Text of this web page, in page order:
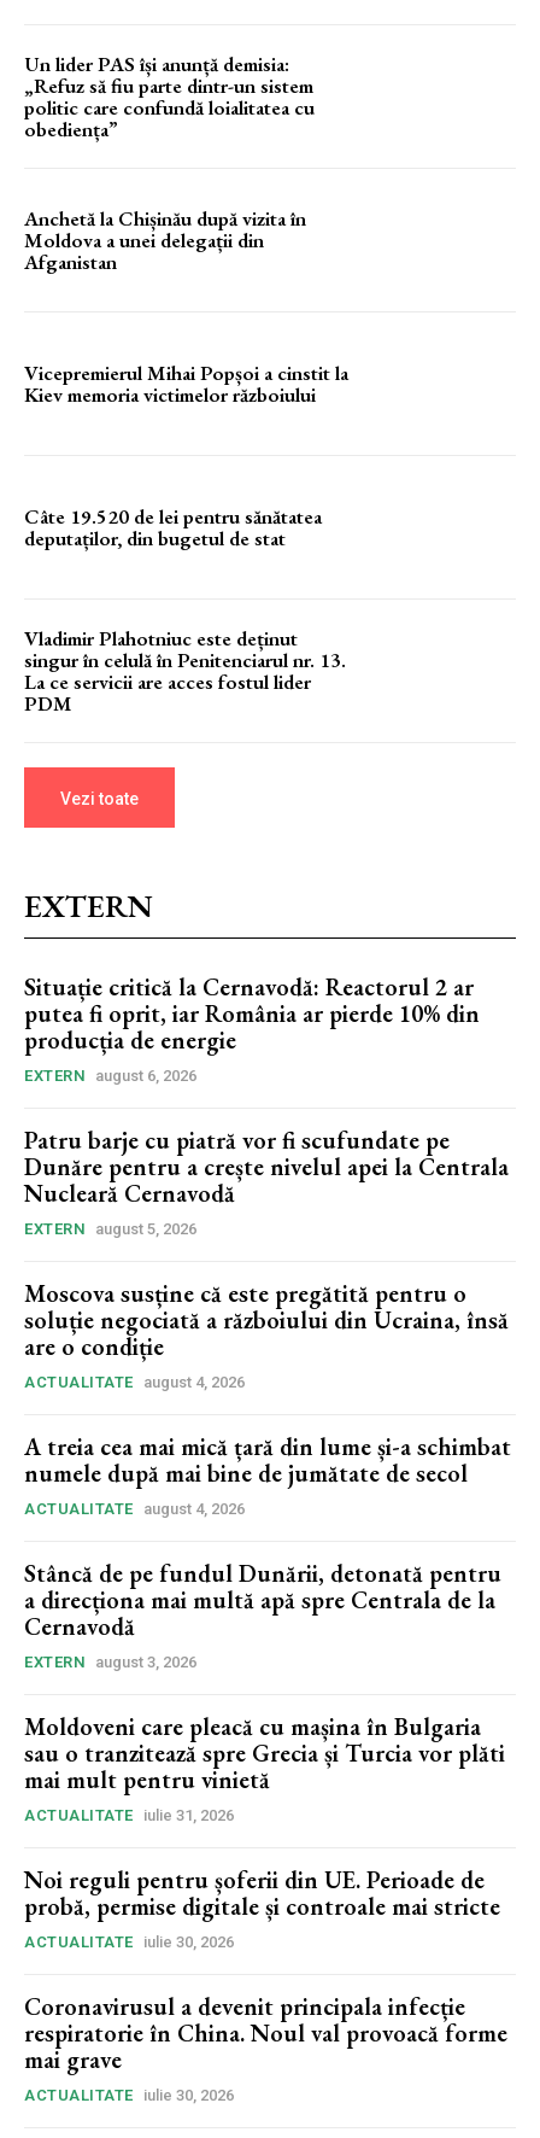
Un lider PAS își anunță demisia:
„Refuz să fiu parte dintr-un sistem
politic care confundă loialitatea cu
obediența”
Anchetă la Chișinău după vizita în
Moldova a unei delegații din
Afganistan
Vicepremierul Mihai Popșoi a cinstit la
Kiev memoria victimelor războiului
Câte 19.520 de lei pentru sănătatea
deputaților, din bugetul de stat
Vladimir Plahotniuc este deținut
singur în celulă în Penitenciarul nr. 13.
La ce servicii are acces fostul lider
PDM
Vezi toate
EXTERN
Situație critică la Cernavodă: Reactorul 2 ar
putea fi oprit, iar România ar pierde 10% din
producția de energie
EXTERN august 6, 2026
Patru barje cu piatră vor fi scufundate pe
Dunăre pentru a crește nivelul apei la Centrala
Nucleară Cernavodă
EXTERN august 5, 2026
Moscova susține că este pregătită pentru o
soluție negociată a războiului din Ucraina, însă
are o condiție
ACTUALITATE august 4, 2026
A treia cea mai mică țară din lume și-a schimbat
numele după mai bine de jumătate de secol
ACTUALITATE august 4, 2026
Stâncă de pe fundul Dunării, detonată pentru
a direcționa mai multă apă spre Centrala de la
Cernavodă
EXTERN august 3, 2026
Moldoveni care pleacă cu mașina în Bulgaria
sau o tranzitează spre Grecia și Turcia vor plăti
mai mult pentru vinietă
ACTUALITATE iulie 31, 2026
Noi reguli pentru șoferii din UE. Perioade de
probă, permise digitale și controale mai stricte
ACTUALITATE iulie 30, 2026
Coronavirusul a devenit principala infecție
respiratorie în China. Noul val provoacă forme
mai grave
ACTUALITATE iulie 30, 2026